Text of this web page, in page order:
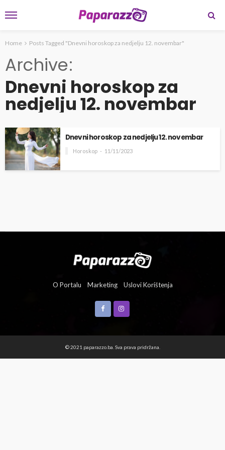
Home Posts Tagged "Dnevni horoskop za nedjelju 12. novembar"
Archive
Dnevni horoskop za
nedjelju 12. novembar
Dnevni horoskop za nedjelju 12. novembar
Horoskop 11/11/2023
O Portalu Marketing Uslovi Korištenja
© 2021 paparazzo.ba. Sva prava pridržana.